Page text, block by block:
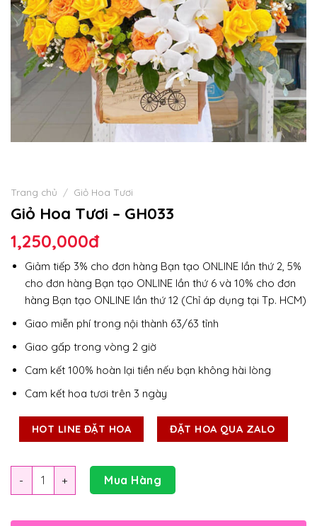
Trang chủ / Giỏ Hoa Tươi
Giỏ Hoa Tươi – GH033
1,250,000đ
Giảm tiếp 3% cho đơn hàng Bạn tạo ONLINE lần thứ 2, 5%
cho đơn hàng Bạn tạo ONLINE lần thứ 6 và 10% cho đơn
hàng Bạn tạo ONLINE lần thứ 12 (Chỉ áp dụng tại Tp. HCM)
Giao miễn phí trong nội thành 63/63 tỉnh
Giao gấp trong vòng 2 giờ
Cam kết 100% hoàn lại tiền nếu bạn không hài lòng
Cam kết hoa tươi trên 3 ngày
HOT LINE ĐẶT HOA ĐẶT HOA QUA ZALO
Số lượng Mua Hàng